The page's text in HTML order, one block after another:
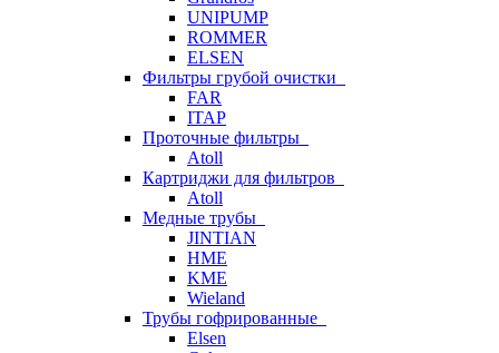
UNIPUMP
ROMMER
ELSEN
Фильтры грубой очистки
FAR
ITAP
Проточные фильтры
Atoll
Картриджи для фильтров
Atoll
Медные трубы
JINTIAN
HME
KME
Wieland
Трубы гофрированные
Elsen